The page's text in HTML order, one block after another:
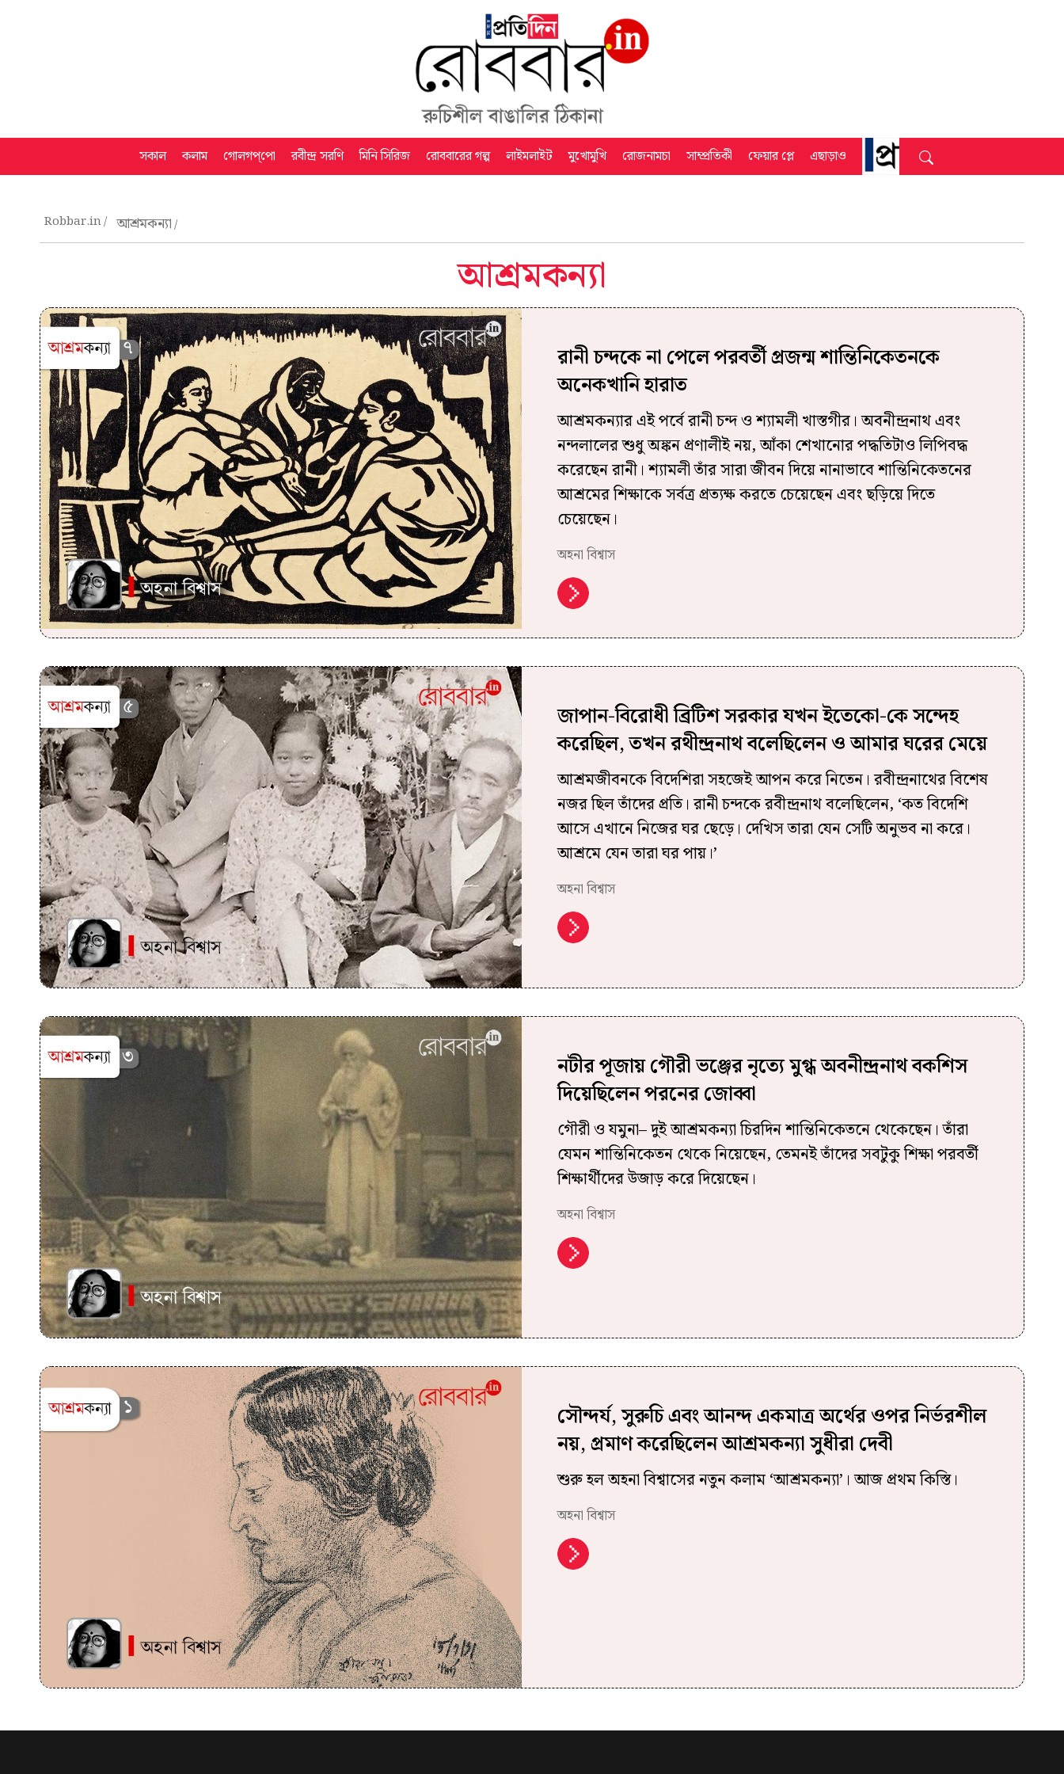
সকাল কলাম গোলগপ্‌পো রবীন্দ্র সরণি মিনি সিরিজ রোববারের গল্প লাইমলাইট মুখোমুখি রোজনামচা সাম্প্রতিকী ফেয়ার প্লে এছাড়াও
Robbar.in আশ্রমকন্যা
আশ্রমকন্যা
রানী চন্দকে না পেলে পরবর্তী প্রজন্ম শান্তিনিকেতনকে
অনেকখানি হারাত
আশ্রমকন্যার এই পর্বে রানী চন্দ ও শ্যামলী খাস্তগীর। অবনীন্দ্রনাথ এবং
নন্দলালের শুধু অঙ্কন প্রণালীই নয়, আঁকা শেখানোর পদ্ধতিটাও লিপিবদ্ধ
করেছেন রানী। শ্যামলী তাঁর সারা জীবন দিয়ে নানাভাবে শান্তিনিকেতনের
আশ্রমের শিক্ষাকে সর্বত্র প্রত্যক্ষ করতে চেয়েছেন এবং ছড়িয়ে দিতে
চেয়েছেন।
অহনা বিশ্বাস
জাপান-বিরোধী ব্রিটিশ সরকার যখন ইতেকো-কে সন্দেহ
করেছিল, তখন রথীন্দ্রনাথ বলেছিলেন ও আমার ঘরের মেয়ে
আশ্রমজীবনকে বিদেশিরা সহজেই আপন করে নিতেন। রবীন্দ্রনাথের বিশেষ
নজর ছিল তাঁদের প্রতি। রানী চন্দকে রবীন্দ্রনাথ বলেছিলেন, ‘কত বিদেশি
আসে এখানে নিজের ঘর ছেড়ে। দেখিস তারা যেন সেটি অনুভব না করে।
আশ্রমে যেন তারা ঘর পায়।’
অহনা বিশ্বাস
নটীর পূজায় গৌরী ভঞ্জের নৃত্যে মুগ্ধ অবনীন্দ্রনাথ বকশিস
দিয়েছিলেন পরনের জোব্বা
গৌরী ও যমুনা– দুই আশ্রমকন্যা চিরদিন শান্তিনিকেতনে থেকেছেন। তাঁরা
যেমন শান্তিনিকেতন থেকে নিয়েছেন, তেমনই তাঁদের সবটুকু শিক্ষা পরবর্তী
শিক্ষার্থীদের উজাড় করে দিয়েছেন।
অহনা বিশ্বাস
সৌন্দর্য, সুরুচি এবং আনন্দ একমাত্র অর্থের ওপর নির্ভরশীল
নয়, প্রমাণ করেছিলেন আশ্রমকন্যা সুধীরা দেবী
শুরু হল অহনা বিশ্বাসের নতুন কলাম ‘আশ্রমকন্যা’। আজ প্রথম কিস্তি।
অহনা বিশ্বাস